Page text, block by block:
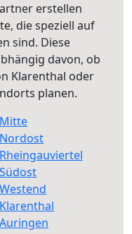
erstellen
die speziell auf
sind. Diese
davon, ob
Klarenthal oder
planen.